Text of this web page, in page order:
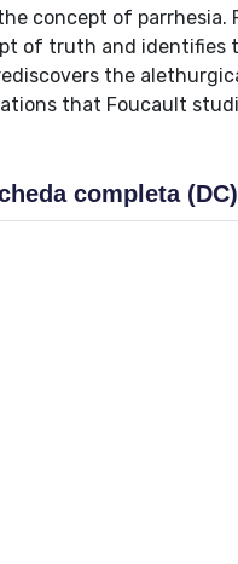
concept of
of truth and
the
that Foucault
completa (DC)